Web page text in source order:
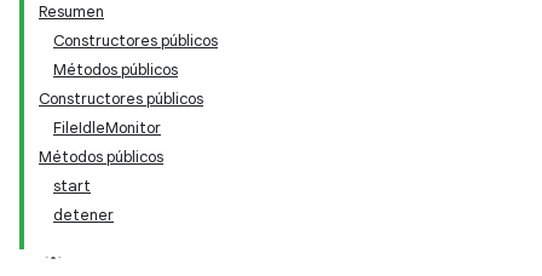
Resumen
Constructores públicos
Métodos públicos
Constructores públicos
FileIdleMonitor
Métodos públicos
start
detener